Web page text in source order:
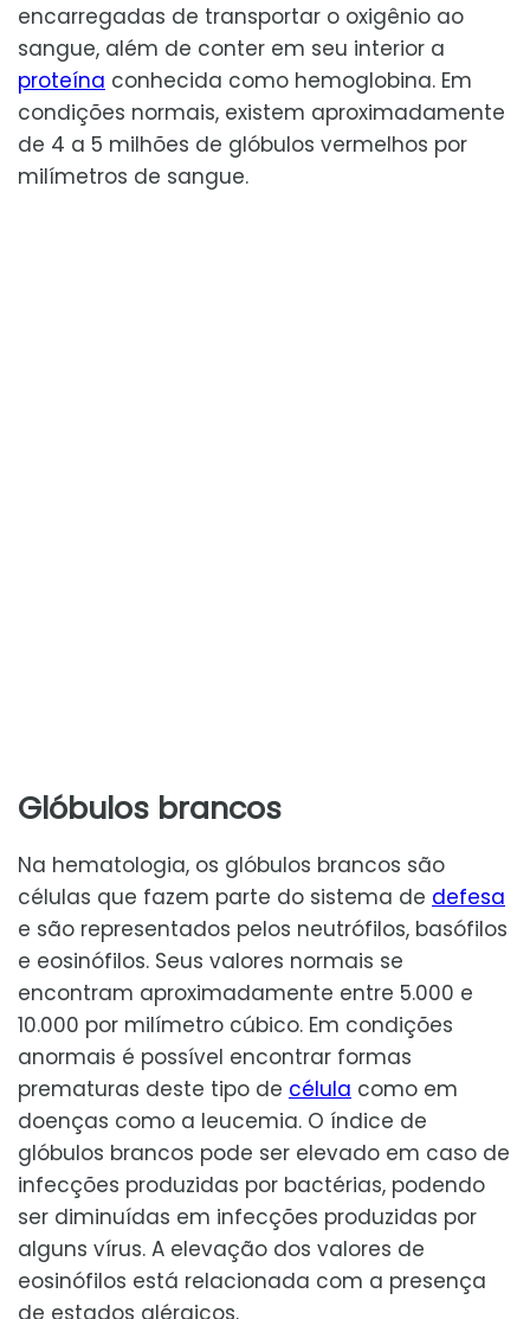
encarregadas de transportar o oxigênio ao
sangue, além de conter em seu interior a
proteína conhecida como hemoglobina. Em
condições normais, existem aproximadamente
de 4 a 5 milhões de glóbulos vermelhos por
milímetros de sangue.
Glóbulos brancos
Na hematologia, os glóbulos brancos são
células que fazem parte do sistema de defesa
e são representados pelos neutrófilos, basófilos
e eosinófilos. Seus valores normais se
encontram aproximadamente entre 5.000 e
10.000 por milímetro cúbico. Em condições
anormais é possível encontrar formas
prematuras deste tipo de célula como em
doenças como a leucemia. O índice de
glóbulos brancos pode ser elevado em caso de
infecções produzidas por bactérias, podendo
ser diminuídas em infecções produzidas por
alguns vírus. A elevação dos valores de
eosinófilos está relacionada com a presença
de estados alérgicos.